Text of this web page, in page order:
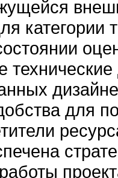
категории
для